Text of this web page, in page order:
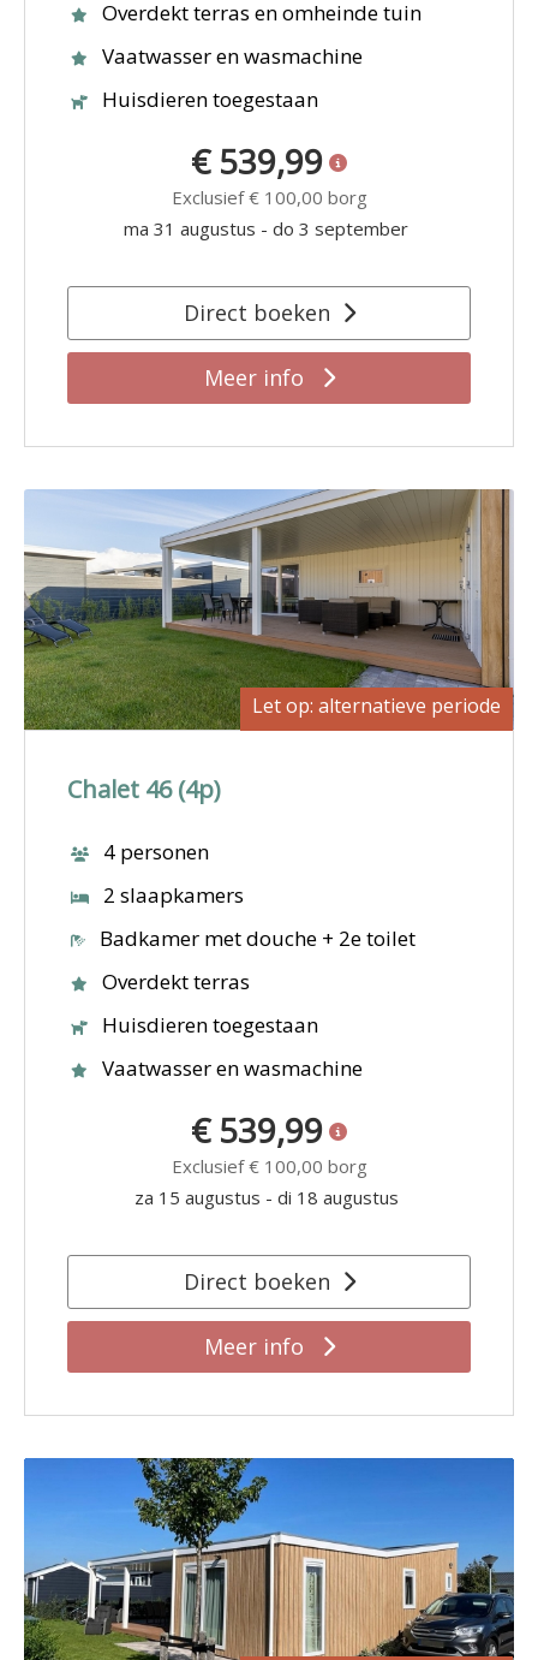
Overdekt terras en omheinde tuin
Vaatwasser en wasmachine
Huisdieren toegestaan
€ 539,99
Exclusief € 100,00 borg
ma 31 augustus - do 3 september
Direct boeken
Meer info
Let op: alternatieve periode
Chalet 46 (4p)
4 personen
2 slaapkamers
Badkamer met douche + 2e toilet
Overdekt terras
Huisdieren toegestaan
Vaatwasser en wasmachine
€ 539,99
Exclusief € 100,00 borg
za 15 augustus - di 18 augustus
Direct boeken
Meer info